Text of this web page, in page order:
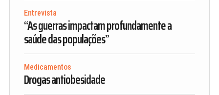
Entrevista
“As guerras impactam profundamente a
saúde das populações”
Medicamentos
Drogas antiobesidade